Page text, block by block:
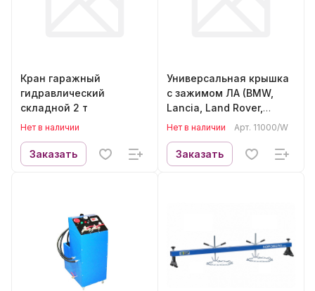
Кран гаражный
гидравлический
складной 2 т
Нет в наличии
Заказать
Универсальная крышка
с зажимом ЛА (BMW,
Lancia, Land Rover,
Mazda, Nissan, Toyota)
Нет в наличии Арт. 11000/W
Заказать